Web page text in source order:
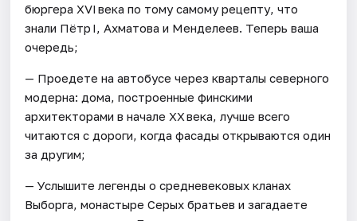
бюргера XVI века по тому самому рецепту, что
знали Пётр I, Ахматова и Менделеев. Теперь ваша
очередь;
— Проедете на автобусе через кварталы северного
модерна: дома, построенные финскими
архитекторами в начале XX века, лучше всего
читаются с дороги, когда фасады открываются один
за другим;
— Услышите легенды о средневековых кланах
Выборга, монастыре Серых братьев и загадаете